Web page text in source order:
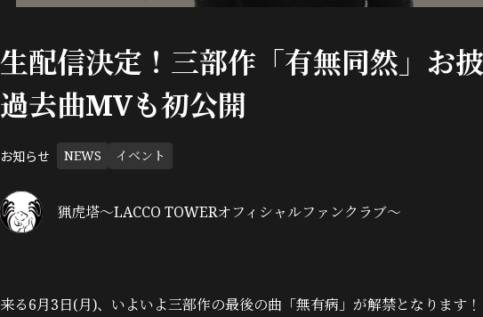
生配信決定！三部作「有無同然」お
過去曲MVも初公開
お知らせ NEWS イベント
猟虎塔～LACCO TOWERオフィシャルファンクラブ～
来る6月3日(月)、いよいよ三部作の最後の曲「無有病」が解禁となります！